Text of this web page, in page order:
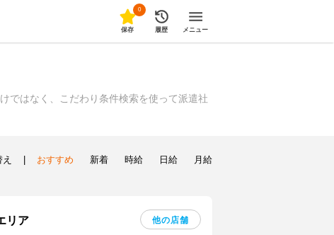
0
保存 履歴 メニュー
ではなく、こだわり条件検索を使って派遣社
おすすめ 新着 時給 日給 月給
リア 他の店舗